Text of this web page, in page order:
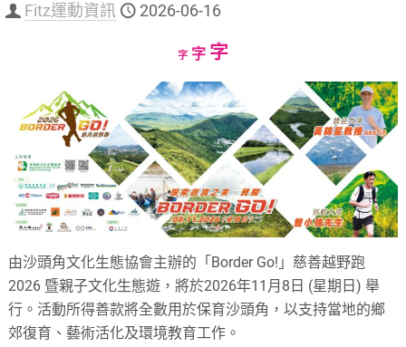
Fitz運動資訊 2026-06-16
字Decrease
size.
字Reset
size.
字Increase
size.
由沙頭角文化生態協會主辦的「Border Go!」慈善越野跑
2026 暨親子文化生態遊，將於2026年11月8日 (星期日) 舉
行。活動所得善款將全數用於保育沙頭角，以支持當地的鄉
郊復育、藝術活化及環境教育工作。